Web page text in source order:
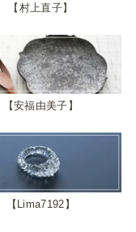
村上直子
安福由美子
Lima7192